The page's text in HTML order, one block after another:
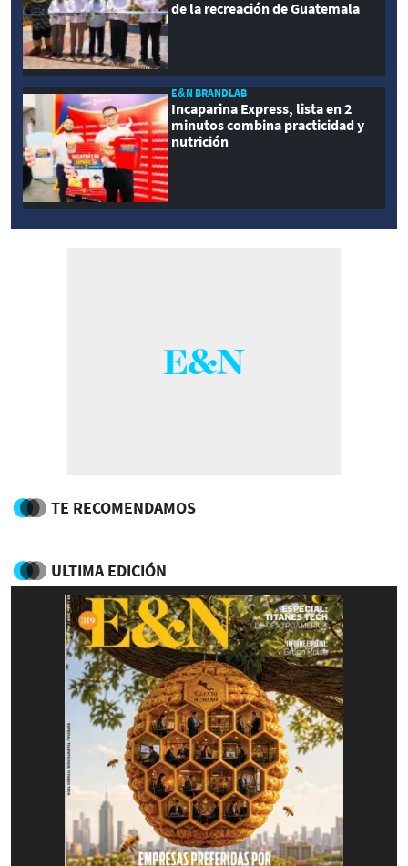
de la recreación de Guatemala
E&N BRANDLAB
Incaparina Express, lista en 2
minutos combina practicidad y
nutrición
TE RECOMENDAMOS
ULTIMA EDICIÓN